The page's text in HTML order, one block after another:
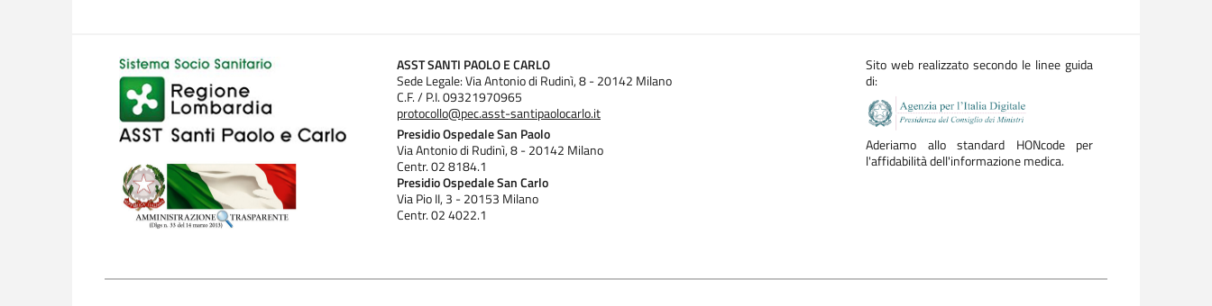
ASST SANTI PAOLO E CARLO
Sede Legale: Via Antonio di Rudinì, 8 - 20142 Milano
C.F. / P.I. 09321970965
protocollo@pec.asst-santipaolocarlo.it
Presidio Ospedale San Paolo
Via Antonio di Rudinì, 8 - 20142 Milano
Centr. 02 8184.1
Presidio Ospedale San Carlo
Via Pio II, 3 - 20153 Milano
Centr. 02 4022.1
Sito web realizzato secondo le linee guida
di:
Aderiamo allo standard HONcode per
l'affidabilità dell'informazione medica.